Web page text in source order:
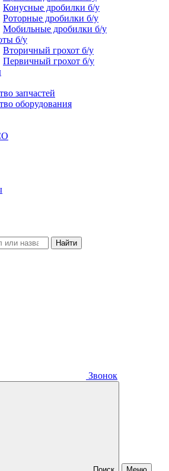
Конусные дробилки б/у
Роторные дробилки б/у
Мобильные дробилки б/у
б/у
Вторичный грохот б/у
Первичный грохот б/у
запчастей
оборудования
Звонок